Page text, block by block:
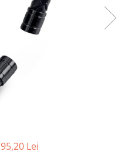
95,20 Lei